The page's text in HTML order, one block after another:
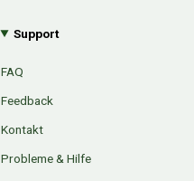
Support
FAQ
Feedback
Kontakt
Probleme & Hilfe